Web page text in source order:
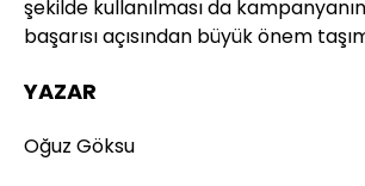
şekilde kullanılması da
başarısı açısından büyük önem
YAZAR
Oğuz Göksu